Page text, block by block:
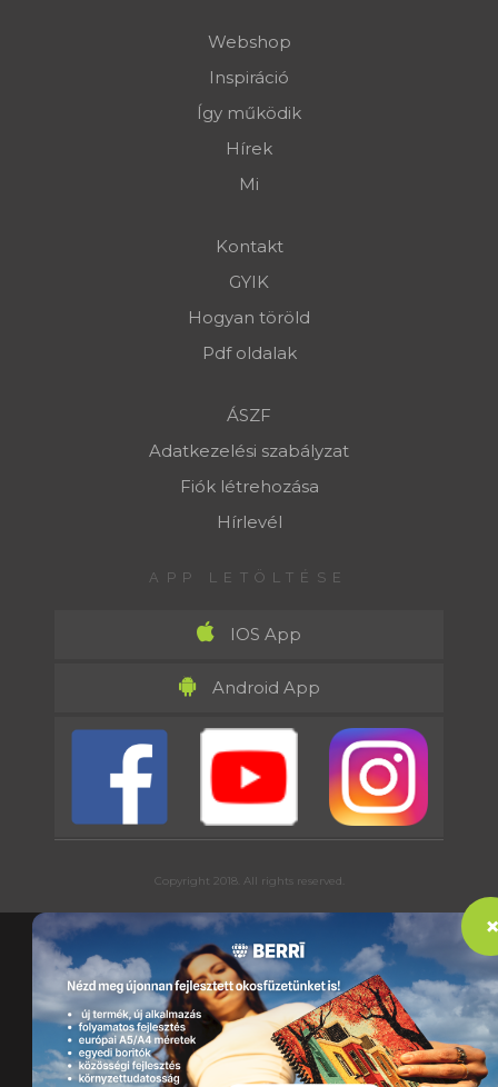
Webshop
Inspiráció
Így működik
Hírek
Mi
Kontakt
GYIK
Hogyan töröld
Pdf oldalak
ÁSZF
Adatkezelési szabályzat
Fiók létrehozása
Hírlevél
APP LETÖLTÉSE
IOS App
Android App
Copyright 2018. All rights reserved.